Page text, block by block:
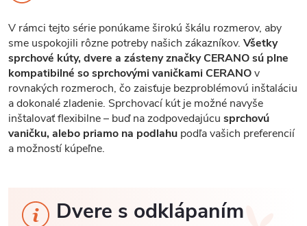
V rámci tejto série ponúkame širokú škálu rozmerov, aby
sme uspokojili rôzne potreby našich zákazníkov. Všetky
sprchové kúty, dvere a zásteny značky CERANO sú plne
kompatibilné so sprchovými vaničkami CERANOv
rovnakých rozmeroch, čo zaisťuje bezproblémovú inštaláciu
a dokonalé zladenie. Sprchovací kút je možné navyše
inštalovať flexibilne – buď na zodpovedajúcu sprchovú
vaničku, alebo priamo na podlahu podľa vašich preferencií
a možností kúpeľne.
Dvere s odklápaním